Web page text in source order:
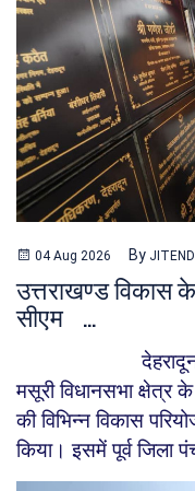
04 Aug 2026 By
उत्तराखण्ड विकास
सीएम ...
देहरादून।
मसूरी विधानसभा
की विभिन्न विकास
किया। इसमें पूर्व जिला